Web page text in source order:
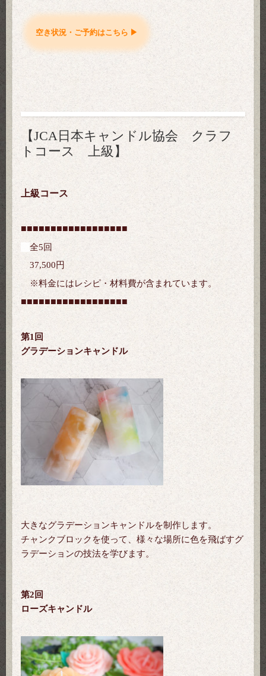
空き状況・ご予約はこちら ▶
【JCA日本キャンドル協会 クラフ
トコース 上級】
上級コース
■■■■■■■■■■■■■■■■■■
全5回
37,500円
※料金にはレシピ・材料費が含まれています。
■■■■■■■■■■■■■■■■■■
第1回
グラデーションキャンドル
大きなグラデーションキャンドルを制作します。
チャンクブロックを使って、様々な場所に色を飛ばすグ
ラデーションの技法を学びます。
第2回
ローズキャンドル